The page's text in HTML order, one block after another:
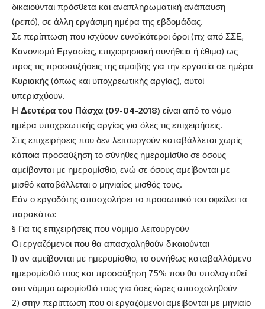
δικαιούνται πρόσθετα και αναπληρωματική ανάπαυση
(ρεπό), σε άλλη εργάσιμη ημέρα της εβδομάδας.
Σε περίπτωση που ισχύουν ευνοϊκότεροι όροι (πχ από ΣΣΕ,
Κανονισμό Εργασίας, επιχειρησιακή συνήθεια ή έθιμο) ως
προς τις προσαυξήσεις της αμοιβής για την εργασία σε ημέρα
Κυριακής (όπως και υποχρεωτικής αργίας), αυτοί
υπερισχύουν.
Η Δευτέρα του Πάσχα (09-04-2018) είναι από το νόμο
ημέρα υποχρεωτικής αργίας για όλες τις επιχειρήσεις.
Στις επιχειρήσεις που δεν λειτουργούν καταβάλλεται χωρίς
κάποια προσαύξηση το σύνηθες ημερομίσθιο σε όσους
αμείβονται με ημερομίσθιο, ενώ σε όσους αμείβονται με
μισθό καταβάλλεται ο μηνιαίος μισθός τους.
Εάν ο εργοδότης απασχολήσει το προσωπικό του οφείλει τα
παρακάτω:
§ Για τις επιχειρήσεις που νόμιμα λειτουργούν
Οι εργαζόμενοι που θα απασχοληθούν δικαιούνται
1) αν αμείβονται με ημερομίσθιο, το συνήθως καταβαλλόμενο
ημερομίσθιό τους και προσαύξηση 75% που θα υπολογισθεί
στο νόμιμο ωρομίσθιό τους για όσες ώρες απασχοληθούν
2) στην περίπτωση που οι εργαζόμενοι αμείβονται με μηνιαίο